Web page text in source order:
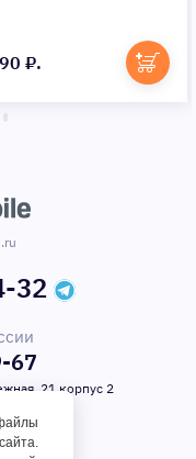
₽.
32
67
21 корпус 2